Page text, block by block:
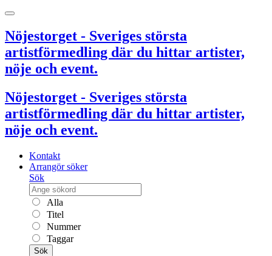
Nöjestorget - Sveriges största
artistförmedling där du hittar artister,
nöje och event.
Nöjestorget - Sveriges största
artistförmedling där du hittar artister,
nöje och event.
Kontakt
Arrangör söker
Sök
Alla
Titel
Nummer
Taggar
Sök